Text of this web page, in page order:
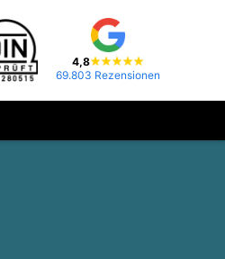
4,8
69.803 Rezensionen